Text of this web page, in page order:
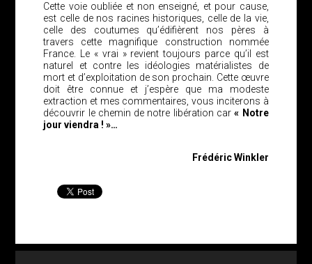
Cette voie oubliée et non enseigné, et pour cause,
est celle de nos racines historiques, celle de la vie,
celle des coutumes qu’édifièrent nos pères à
travers cette magnifique construction nommée
France. Le « vrai » revient toujours parce qu’il est
naturel et contre les idéologies matérialistes de
mort et d’exploitation de son prochain. Cette œuvre
doit être connue et j’espère que ma modeste
extraction et mes commentaires, vous inciterons à
découvrir le chemin de notre libération car« Notre
jour viendra ! »…
Frédéric Winkler